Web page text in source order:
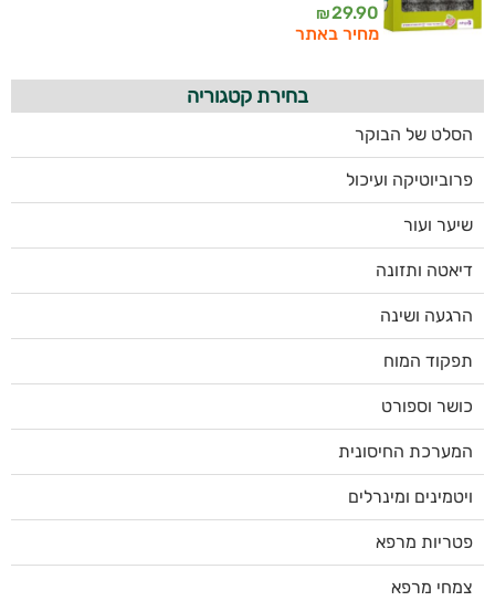
29.90
₪
מחיר באתר
בחירת קטגוריה
הסלט של הבוקר
פרוביוטיקה ועיכול
שיער ועור
דיאטה ותזונה
הרגעה ושינה
תפקוד המוח
כושר וספורט
המערכת החיסונית
ויטמינים ומינרלים
פטריות מרפא
צמחי מרפא